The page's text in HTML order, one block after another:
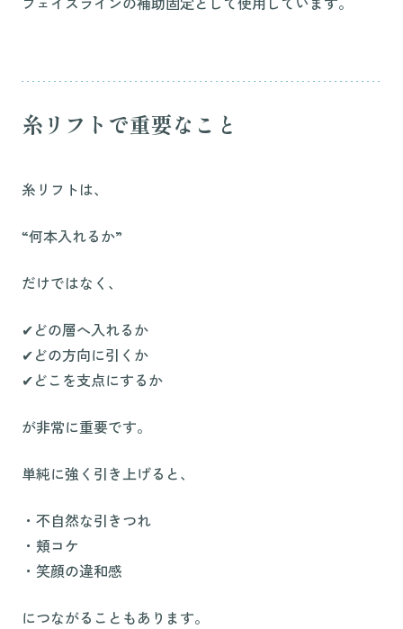
糸リフトで重要なこと
糸リフトは、
“何本入れるか”
だけではなく、
✔︎どの層へ入れるか
✔︎どの方向に引くか
✔︎どこを支点にするか
が非常に重要です。
単純に強く引き上げると、
・不自然な引きつれ
・頬コケ
・笑顔の違和感
につながることもあります。